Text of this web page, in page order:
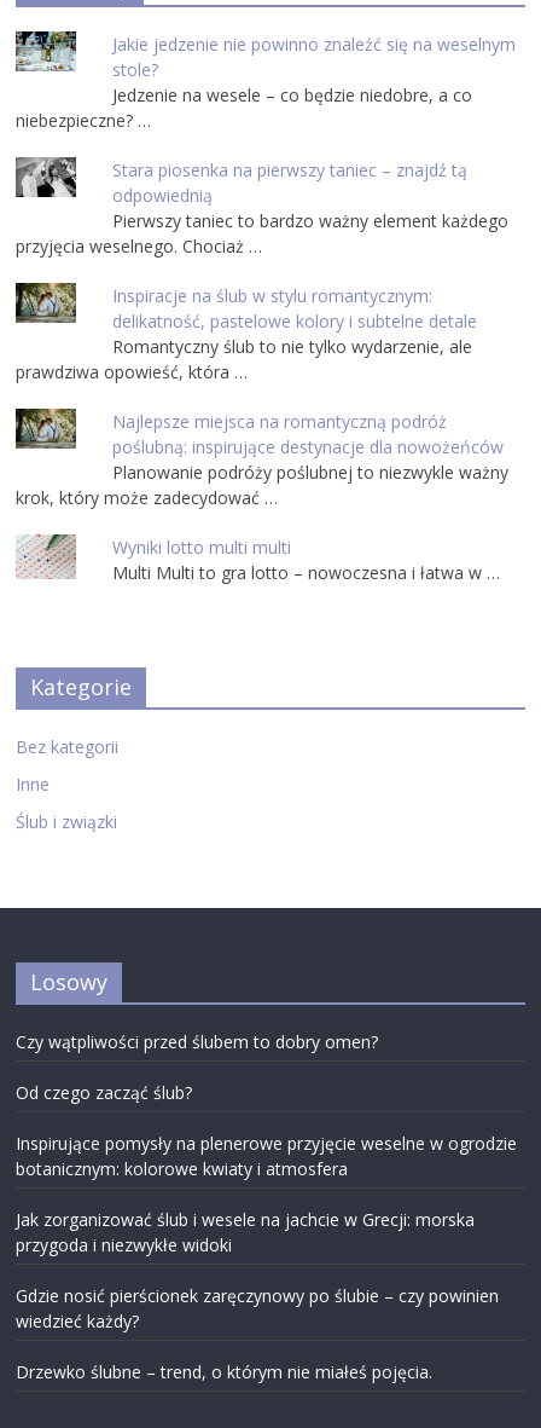
Jakie jedzenie nie powinno znaleźć się na weselnym
stole?
Jedzenie na wesele – co będzie niedobre, a co
niebezpieczne? …
Stara piosenka na pierwszy taniec – znajdź tą
odpowiednią
Pierwszy taniec to bardzo ważny element każdego
przyjęcia weselnego. Chociaż …
Inspiracje na ślub w stylu romantycznym:
delikatność, pastelowe kolory i subtelne detale
Romantyczny ślub to nie tylko wydarzenie, ale
prawdziwa opowieść, która …
Najlepsze miejsca na romantyczną podróż
poślubną: inspirujące destynacje dla nowożeńców
Planowanie podróży poślubnej to niezwykle ważny
krok, który może zadecydować …
Wyniki lotto multi multi
Multi Multi to gra lotto – nowoczesna i łatwa w …
Kategorie
Bez kategorii
Inne
Ślub i związki
Losowy
Czy wątpliwości przed ślubem to dobry omen?
Od czego zacząć ślub?
Inspirujące pomysły na plenerowe przyjęcie weselne w ogrodzie
botanicznym: kolorowe kwiaty i atmosfera
Jak zorganizować ślub i wesele na jachcie w Grecji: morska
przygoda i niezwykłe widoki
Gdzie nosić pierścionek zaręczynowy po ślubie – czy powinien
wiedzieć każdy?
Drzewko ślubne – trend, o którym nie miałeś pojęcia.